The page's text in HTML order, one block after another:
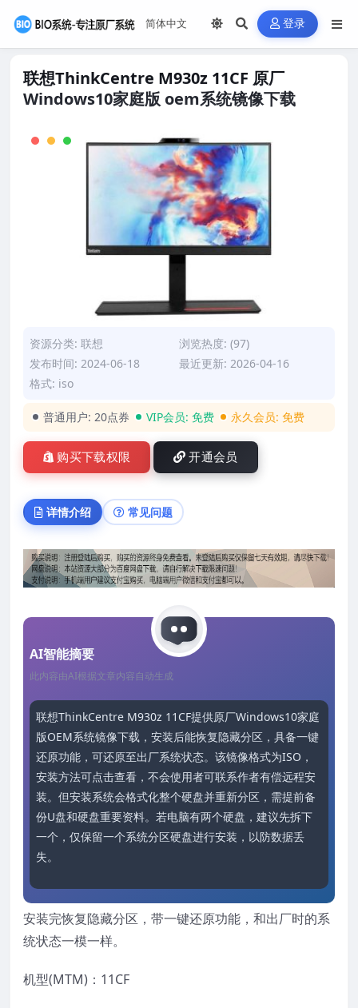
登录
联想ThinkCentre M930z 11CF 原厂
Windows10家庭版 oem系统镜像下载
资源分类: 联想
浏览热度: (97)
发布时间: 2024-06-18
最近更新: 2026-04-16
格式: iso
普通用户: 20点券 VIP会员: 免费 永久会员: 免费
购买下载权限 开通会员
详情介绍 常见问题
AI智能摘要
此内容由AI根据文章内容自动生成
联想ThinkCentre M930z 11CF提供原厂Windows10家庭
版OEM系统镜像下载，安装后能恢复隐藏分区，具备一键
还原功能，可还原至出厂系统状态。该镜像格式为ISO，
安装方法可点击查看，不会使用者可联系作者有偿远程安
装。但安装系统会格式化整个硬盘并重新分区，需提前备
份U盘和硬盘重要资料。若电脑有两个硬盘，建议先拆下
一个，仅保留一个系统分区硬盘进行安装，以防数据丢
失。
安装完恢复隐藏分区，带一键还原功能，和出厂时的系
统状态一模一样。
机型(MTM)：11CF